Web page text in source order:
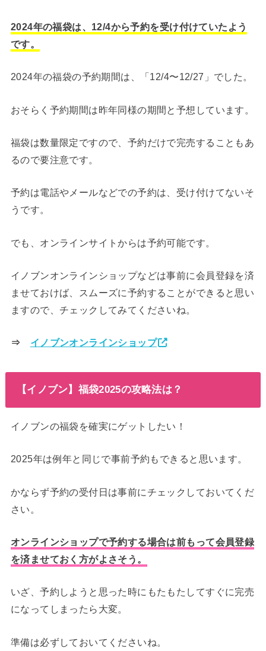
2024年の福袋は、12/4から予約を受け付けていたよう
です。
2024年の福袋の予約期間は、「12/4〜12/27」でした。
おそらく予約期間は昨年同様の期間と予想しています。
福袋は数量限定ですので、予約だけで完売することもあ
るので要注意です。
予約は電話やメールなどでの予約は、受け付けてないそ
うです。
でも、オンラインサイトからは予約可能です。
イノブンオンラインショップなどは事前に会員登録を済
ませておけば、スムーズに予約することができると思い
ますので、チェックしてみてくださいね。
⇒ イノブンオンラインショップ
【イノブン】福袋2025の攻略法は？
イノブンの福袋を確実にゲットしたい！
2025年は例年と同じで事前予約もできると思います。
かならず予約の受付日は事前にチェックしておいてくだ
さい。
オンラインショップで予約する場合は前もって会員登録
を済ませておく方がよさそう。
いざ、予約しようと思った時にもたもたしてすぐに完売
になってしまったら大変。
準備は必ずしておいてくださいね。